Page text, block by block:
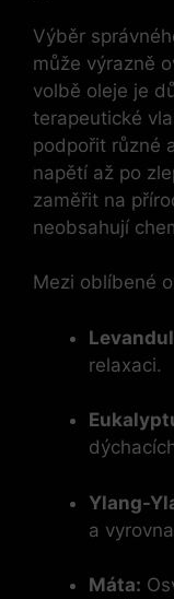
Výběr
může výrazně
volbě oleje je
terapeutické
podpořit různé
napětí až po
zaměřit na
neobsahují
Mezi oblíbené
relaxaci.
Ylang-
a
Máta: